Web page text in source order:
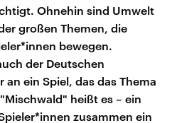
Ohnehin sind Umwelt
großen Themen, die
bewegen.
der Deutschen
an ein Spiel, das das Thema
heißt es – ein
zusammen ein